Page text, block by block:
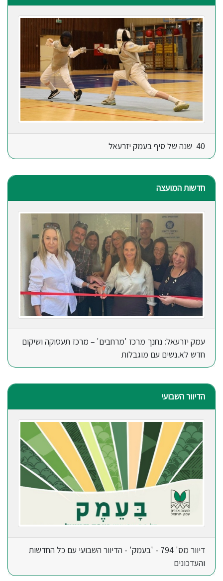
40 שנה של סיף בעמק יזרעאל
חדשות המועצה
עמק יזרעאל: נחנך מרכז 'מרחבים' – מרכז תעסוקה ושיקום
חדש לא.נשים עם מוגבלות
הדיוור השבועי
דיוור מס' 794 - 'בעמק' - הדיוור השבועי עם כל החדשות
והעדכונים